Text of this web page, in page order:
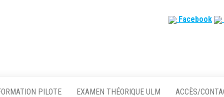
Facebook
PILOTE EXAMEN THÉORIQUE ULM ACCÈS/